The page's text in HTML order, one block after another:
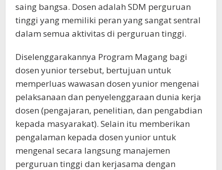
saing bangsa. Dosen adalah SDM perguruan
tinggi yang memiliki peran yang sangat sentral
dalam semua aktivitas di perguruan tinggi.
Diselenggarakannya Program Magang bagi
dosen yunior tersebut, bertujuan untuk
memperluas wawasan dosen yunior mengenai
pelaksanaan dan penyelenggaraan dunia kerja
dosen (pengajaran, penelitian, dan pengabdian
kepada masyarakat). Selain itu memberikan
pengalaman kepada dosen yunior untuk
mengenal secara langsung manajemen
perguruan tinggi dan kerjasama dengan